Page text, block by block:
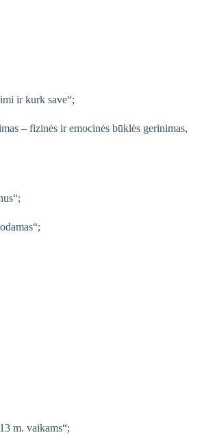
ir kurk save“;
– fizinės ir emocinės būklės gerinimas,
m. vaikams“;